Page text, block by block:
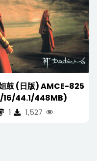
鼓 (日版) AMCE-825
16/44.1/448MB)
1 1,527